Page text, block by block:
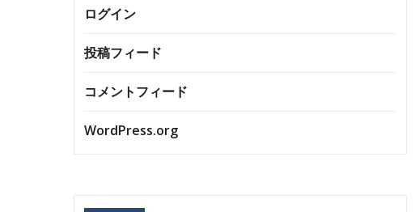
ログイン
投稿フィード
コメントフィード
WordPress.org